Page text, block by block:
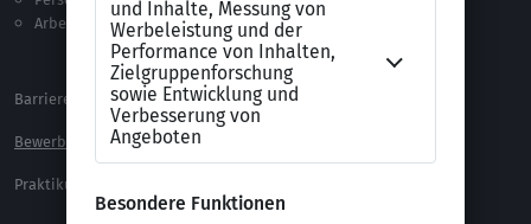
Arbeitsrecht
Alle Word-Dateien
Alle Downloads
Barrierefreiheitserklärung
XING Impressum
Bewerbungs-FAQ
Praktikum Online Marketing